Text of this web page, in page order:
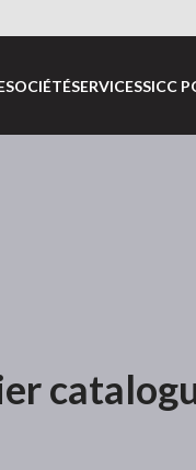
SOCIÉTÉSERVICESSICC